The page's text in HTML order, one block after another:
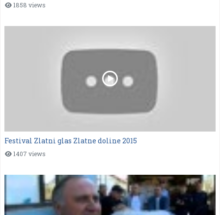
1858 views
Festival Zlatni glas Zlatne doline 2015
1407 views